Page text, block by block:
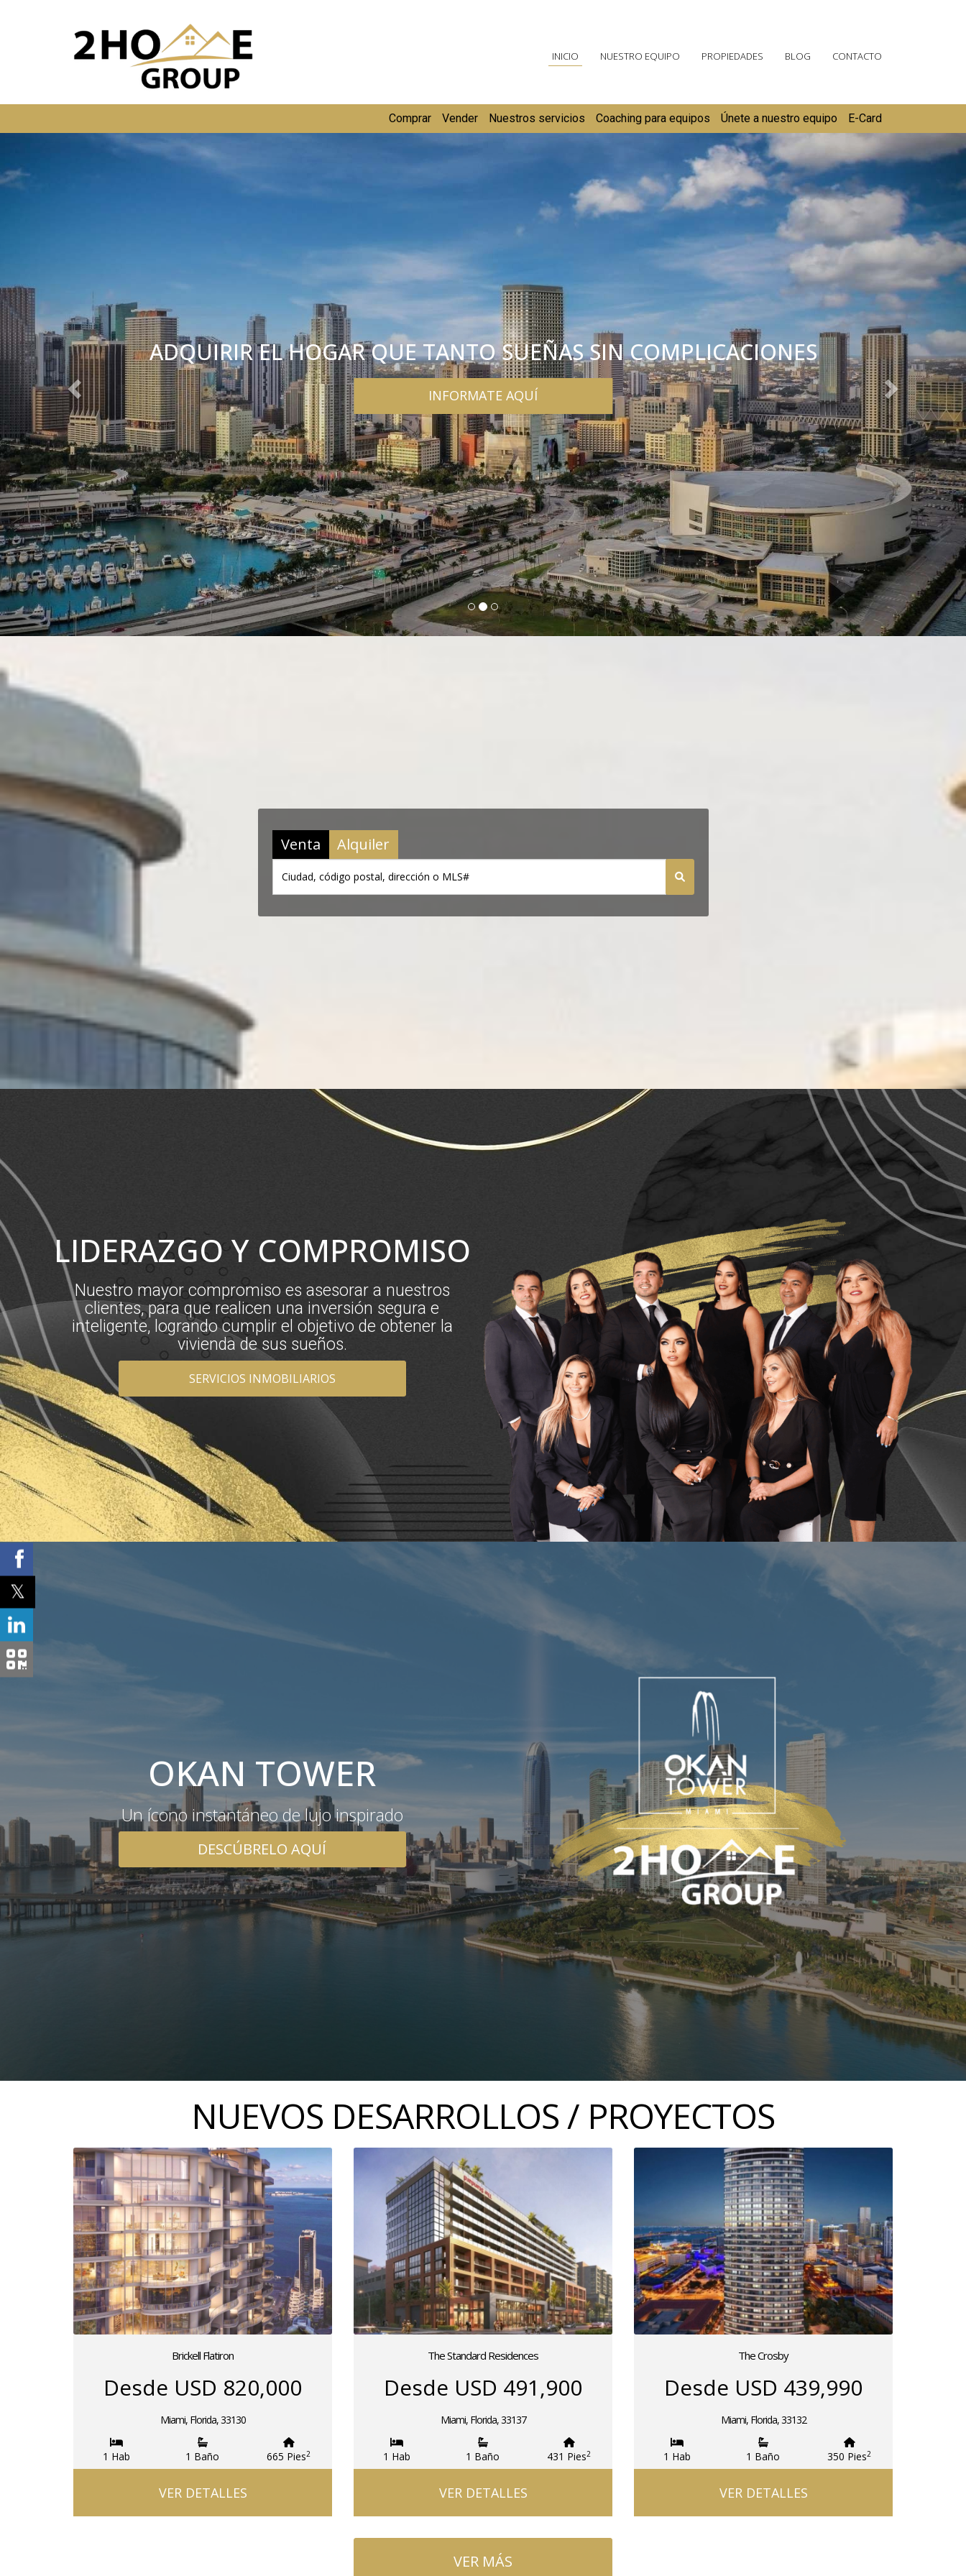
INICIO NUESTRO EQUIPO PROPIEDADES BLOG CONTACTO
Comprar Vender Nuestros servicios Coaching para equipos Únete a nuestro equipo E-Card
ADQUIRIR EL HOGAR QUE TANTO SUEÑAS SIN COMPLICACIONES
INFORMATE AQUÍ
Previous Next
Venta Alquiler
LIDERAZGO Y COMPROMISO
Nuestro mayor compromiso es asesorar a nuestros
clientes, para que realicen una inversión segura e
inteligente, logrando cumplir el objetivo de obtener la
vivienda de sus sueños.
SERVICIOS INMOBILIARIOS
OKAN TOWER
Un ícono instantáneo de lujo inspirado
DESCÚBRELO AQUÍ
NUEVOS DESARROLLOS / PROYECTOS
Brickell Flatiron
Desde USD 820,000
Miami, Florida, 33130
1 Hab 1 Baño 665 Pies2
VER DETALLES
The Standard Residences
Desde USD 491,900
Miami, Florida, 33137
1 Hab 1 Baño 431 Pies2
VER DETALLES
The Crosby
Desde USD 439,990
Miami, Florida, 33132
1 Hab 1 Baño 350 Pies2
VER DETALLES
VER MÁS